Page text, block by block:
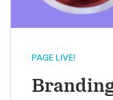
PAGE LIVE!